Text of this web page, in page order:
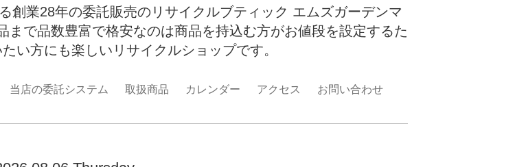
創業28年の委託販売のリサイクルブティック エムズガーデンマ
で品数豊富で格安なのは商品を持込む方がお値段を設定するた
い方にも楽しいリサイクルショップです。
当店の委託システム 取扱商品 カレンダー アクセス お問い合わせ